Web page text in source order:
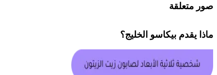
صور متعلقة
ماذا يقدم بيكاسو الخليج؟